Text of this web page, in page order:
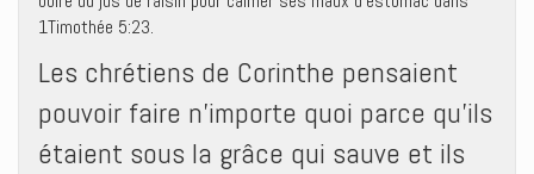
1Timothée 5:23.
Les chrétiens de Corinthe pensaient
pouvoir faire n’importe quoi parce qu’ils
étaient sous la grâce qui sauve et ils